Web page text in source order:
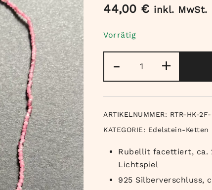
44,00 € inkl. MwSt.
Vorrätig
-
Turmalin
Kette
facettiert
Menge
+
ARTIKELNUMMER: RTR-HK-2F-
KATEGORIE: Edelstein-Ketten
Rubellit facettiert, ca.
Lichtspiel
925 Silberverschluss,